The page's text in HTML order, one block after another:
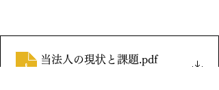
当法人の現状と課題.pdf